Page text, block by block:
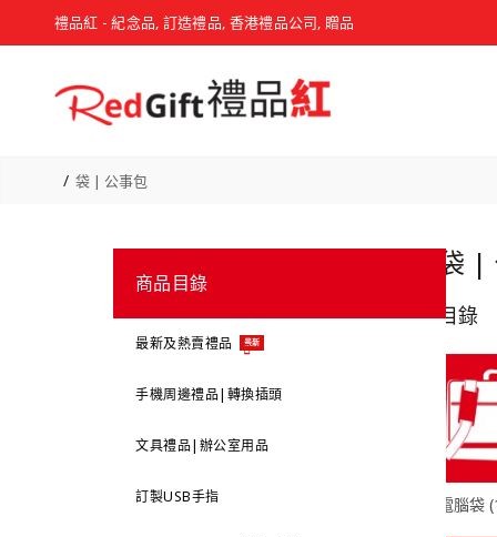
禮品紅 - 紀念品, 訂造禮品, 香港禮品公司, 贈品
袋 | 公事包
商品目錄
最新及熱賣禮品 最新
手機周邊禮品|轉換插頭
文具禮品|辦公室用品
訂製USB手指
袋 |
目錄
電腦袋